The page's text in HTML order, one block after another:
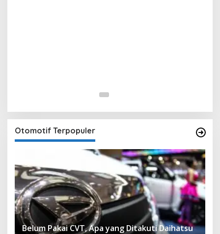
Otomotif Terpopuler
Belum Pakai CVT, Apa yang Ditakuti Daihatsu